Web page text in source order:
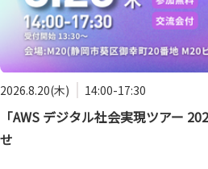
2026.8.20(木) 14:00-17:30
「AWS デジタル社会実現ツアー
せ